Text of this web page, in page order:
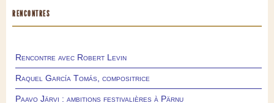
RENCONTRES
Rencontre avec Robert Levin
Raquel García Tomás, compositrice
Paavo Järvi : ambitions festivalières à Pärnu